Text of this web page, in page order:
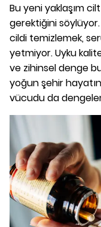
Bu yeni yaklaşım
gerektiğini
cildi temizlemek,
yetmiyor. Uyku
ve zihinsel denge
yoğun şehir
vücudu da